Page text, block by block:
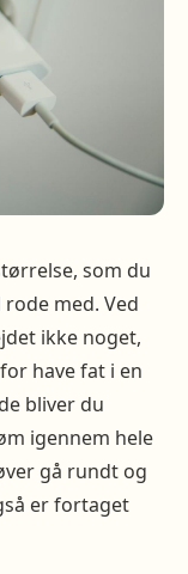
som du
med. Ved
ikke noget,
have fat i en
bliver du
igennem hele
gå rundt og
er fortaget